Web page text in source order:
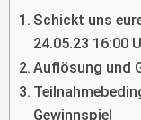
Schickt uns
24.05.23 16:00
Auflösung und
Gewinnspiel